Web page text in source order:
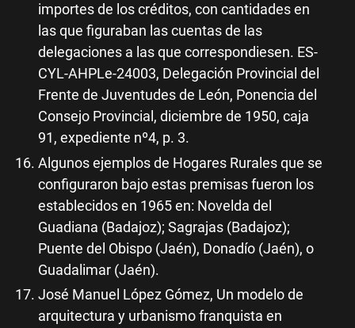
importes de los créditos, con cantidades en
las que figuraban las cuentas de las
delegaciones a las que correspondiesen. ES-
CYL-AHPLe-24003, Delegación Provincial del
Frente de Juventudes de León, Ponencia del
Consejo Provincial, diciembre de 1950, caja
91, expediente nº4, p. 3.
Algunos ejemplos de Hogares Rurales que se
configuraron bajo estas premisas fueron los
establecidos en 1965 en: Novelda del
Guadiana (Badajoz); Sagrajas (Badajoz);
Puente del Obispo (Jaén), Donadío (Jaén), o
Guadalimar (Jaén).
José Manuel López Gómez, Un modelo de
arquitectura y urbanismo franquista en